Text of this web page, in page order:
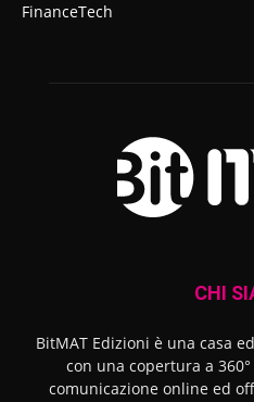
FinanceTech
CHI
BitMAT Edizioni è una casa
con una copertura a
comunicazione online ed